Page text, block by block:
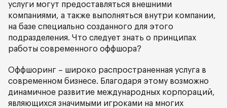
услуги могут предоставляться внешними
компаниями, а также выполняться внутри компании,
на базе специально созданного для этого
подразделения. Что следует знать о принципах
работы современного оффшора?
Оффшоринг – широко распространенная услуга в
современном бизнесе. Благодаря этому возможно
динамичное развитие международных корпораций,
являющихся значимыми игроками на многих